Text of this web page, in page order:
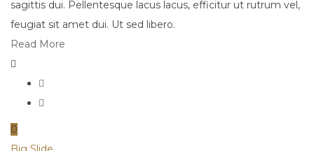
sagittis dui. Pellentesque lacus lacus, efficitur ut rutrum vel,
feugiat sit amet dui. Ut sed libero.
Read More
0